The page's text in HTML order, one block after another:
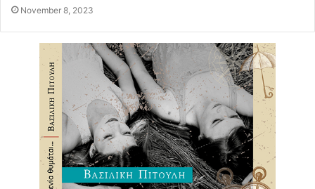
Γιάννης Μακριδάκης θέτει στο κέντρο της πλοκής έναν
φάρο. Φάρος που έχοντας χάσει την αίγλη του, υπό το
βάρος των συντριπτικών τεχνολογικών εξελίξεων στη
ναυσιπλοΐα, ετοιμάζεται να εγκαταλείψει τα εγκόσμια.
Είναι ο φάρος στον οποίο επιστρέφει μετά από τριάντα
και πλέον χρόνια ο Μάριος Τσόχος, γιος του παλαιού
φαροφύλακα και πολύ γνωστός από την τηλεόραση
μετεωρολόγος. Εκείνο που κυριαρχεί στην αφήγηση είναι
η σκοτεινή πλευρά του μικρόκοσμου της ελληνικής
περιφέρειας: τα κακά πάθη της απομονωμένης
November 8, 2023